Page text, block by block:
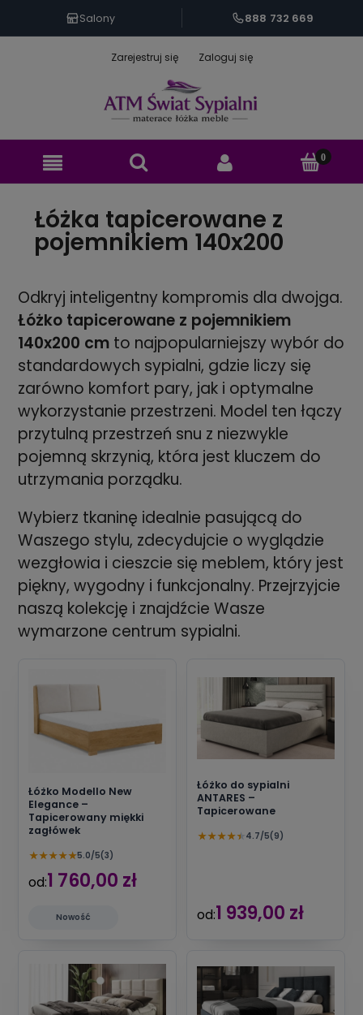
Salony 888 732 669
Zarejestruj się Zaloguj się
Łóżka tapicerowane z
pojemnikiem 140x200
Odkryj inteligentny kompromis dla dwojga.
Łóżko tapicerowane z pojemnikiem
140x200 cm to najpopularniejszy wybór do
standardowych sypialni, gdzie liczy się
zarówno komfort pary, jak i optymalne
wykorzystanie przestrzeni. Model ten łączy
przytulną przestrzeń snu z niezwykle
pojemną skrzynią, która jest kluczem do
utrzymania porządku.
Wybierz tkaninę idealnie pasującą do
Waszego stylu, zdecydujcie o wyglądzie
wezgłowia i cieszcie się meblem, który jest
piękny, wygodny i funkcjonalny. Przejrzyjcie
naszą kolekcję i znajdźcie Wasze
wymarzone centrum sypialni.
Łóżko Modello New
Elegance –
Tapicerowany miękki
zagłówek
★★★★★5.0/5(3)
od:1 760,00 zł
Nowość
Łóżko do sypialni
ANTARES –
Tapicerowane
★★★★★ 4.7/5(9)
od:1 939,00 zł